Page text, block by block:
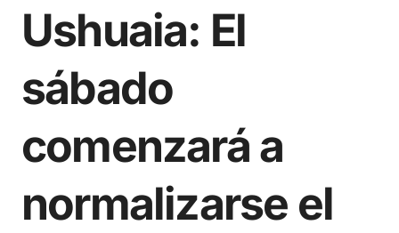
Ushuaia: El
sábado
comenzará a
normalizarse el